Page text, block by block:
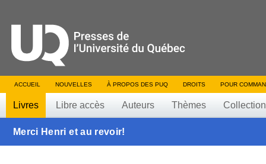
ACCUEIL NOUVELLES À PROPOS DES PUQ DROITS POUR
Livres Libre accès Auteurs Thèmes
Merci Henri et au revoir!